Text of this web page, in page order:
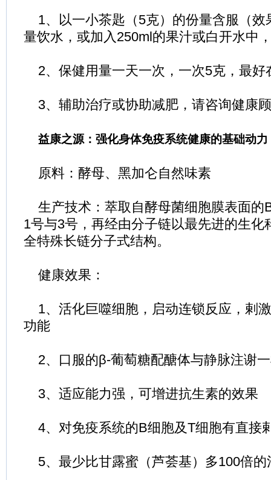
1、以一小茶匙（5克）的份量含服（效
量饮水，或加入250ml的果汁或白开水中
2、保健用量一天一次，一次5克，最好
3、辅助治疗或协助减肥，请咨询健康
益康之源：强化身体免疫系统健康的基础动力
原料：酵母、黑加仑自然味素
生产技术：萃取自酵母菌细胞膜表面的
1号与3号，再经由分子链以最先进的生化
全特殊长链分子式结构。
健康效果：
1、活化巨噬细胞，启动连锁反应，剌
功能
2、口服的β-葡萄糖配醣体与静脉注谢
3、适应能力强，可增进抗生素的效果
4、对免疫系统的B细胞及T细胞有直接
5、最少比甘露蜜（芦荟基）多100倍的